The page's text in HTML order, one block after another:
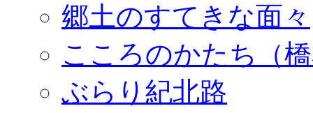
郷土のすてきな面々
こころのかたち（
ぶらり紀北路